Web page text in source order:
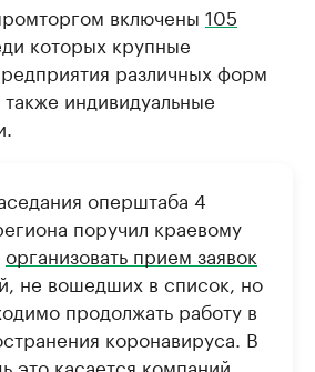
включены 105
которых крупные
различных форм
индивидуальные
оперштаба 4
поручил краевому
организовать прием заявок
не вошедших в список, но
продолжать работу в
коронавируса. В
это касается компаний,